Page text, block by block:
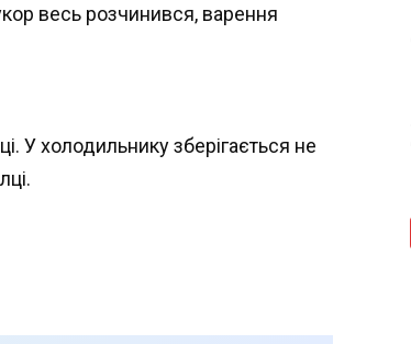
весь розчинився, варення
У холодильнику зберігається не